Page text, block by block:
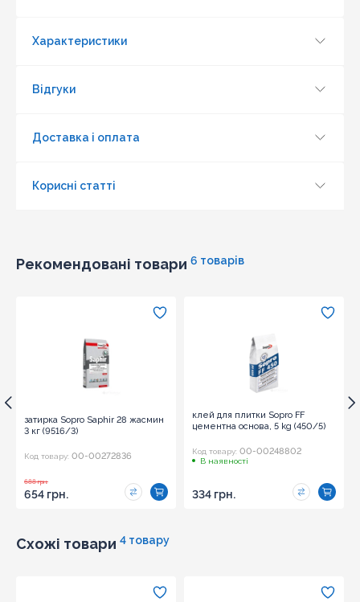
Характеристики
Відгуки
Доставка і оплата
Корисні статті
Рекомендовані товари 6 товарів
затирка Sopro Saphir 28 жасмин
3 кг (9516/3)
Код товару: 00-00272836
688 грн.
654 грн.
клей для плитки Sopro FF
цементна основа, 5 kg (450/5)
Код товару: 00-00248802
В наявності
334 грн.
Схожі товари 4 товару
наявності і ціна на даний товар в іншому інтернет-
магазині актуальна і діюча)
Оновити капчу